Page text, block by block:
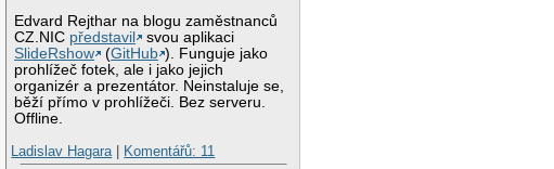
Edvard Rejthar na blogu zaměstnanců
CZ.NIC představil
svou aplikaci
SlideRshow
(GitHub ). Funguje jako
prohlížeč fotek, ale i jako jejich
organizér a prezentátor. Neinstaluje se,
běží přímo v prohlížeči. Bez serveru.
Offline.
Ladislav Hagara | Komentářů: 11